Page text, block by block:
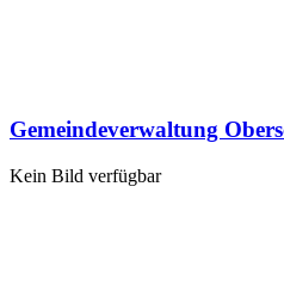
Gemeindeverwaltung
Kein Bild verfügbar